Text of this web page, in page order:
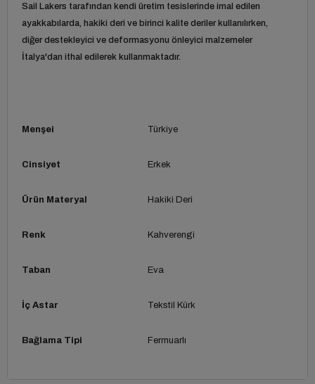
Sail Lakers tarafından kendi üretim tesislerinde imal edilen
ayakkabılarda, hakiki deri ve birinci kalite deriler kullanılırken,
diğer destekleyici ve deformasyonu önleyici malzemeler
İtalya'dan ithal edilerek kullanmaktadır.
Menşei Türkiye
Cinsiyet Erkek
Ürün Materyal Hakiki Deri
Renk Kahverengi
Taban Eva
İç Astar Tekstil Kürk
Bağlama Tipi Fermuarlı